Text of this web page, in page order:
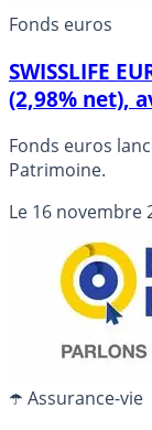
Fonds euros
SWISSLIFE
(2,98% net),
Fonds euros
Patrimoine.
Le 16 novembre
☂️ Assurance-vie